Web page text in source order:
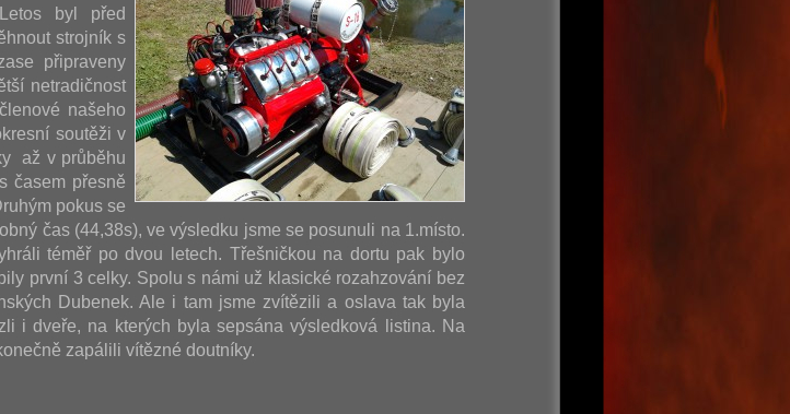
byl před
strojník s
připraveny
netradičnost
našeho
soutěži v
až v průběhu
časem přesně
pokus se
čas (44,38s), ve výsledku jsme se posunuli na 1.místo.
téměř po dvou letech. Třešničkou na dortu pak bylo
první 3 celky. Spolu s námi už klasické rozahzování bez
Dubenek. Ale i tam jsme zvítězili a oslava tak byla
i dveře, na kterých byla sepsána výsledková listina. Na
zapálili vítězné doutníky.